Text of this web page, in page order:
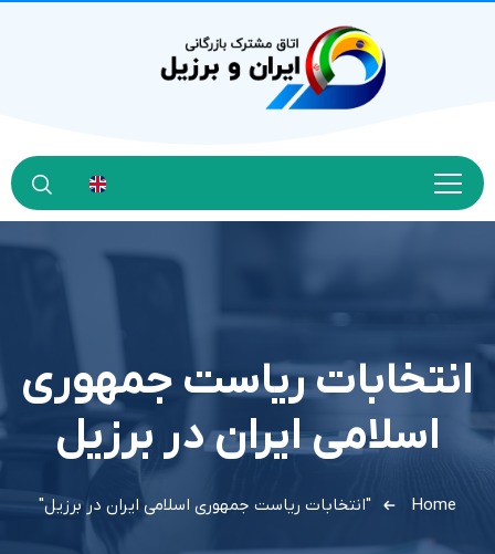
انتخابات ریاست جمهوری
اسلامی ایران در برزیل
Home "انتخابات ریاست جمهوری اسلامی ایران در برزیل"